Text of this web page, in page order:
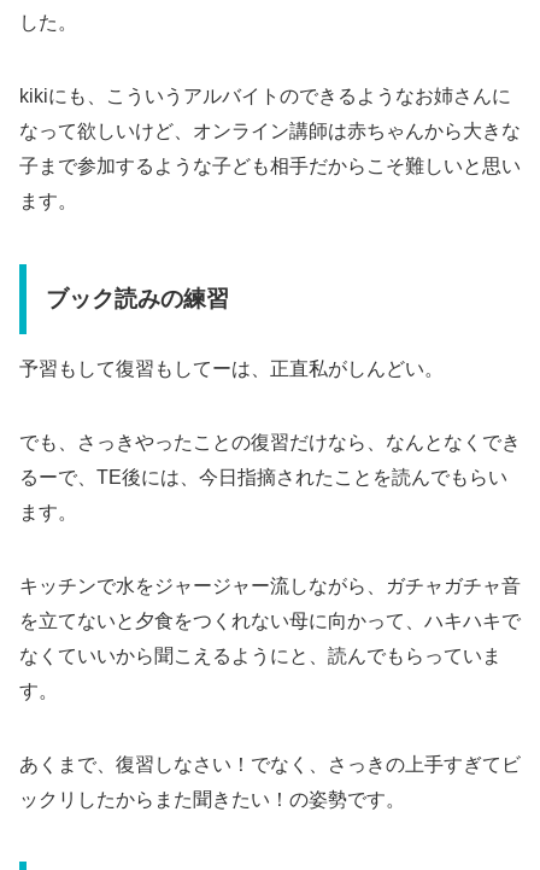
した。
kikiにも、こういうアルバイトのできるようなお姉さんに
なって欲しいけど、オンライン講師は赤ちゃんから大きな
子まで参加するような子ども相手だからこそ難しいと思い
ます。
ブック読みの練習
予習もして復習もしてーは、正直私がしんどい。
でも、さっきやったことの復習だけなら、なんとなくでき
るーで、TE後には、今日指摘されたことを読んでもらい
ます。
キッチンで水をジャージャー流しながら、ガチャガチャ音
を立てないと夕食をつくれない母に向かって、ハキハキで
なくていいから聞こえるようにと、読んでもらっていま
す。
あくまで、復習しなさい！でなく、さっきの上手すぎてビ
ックリしたからまた聞きたい！の姿勢です。